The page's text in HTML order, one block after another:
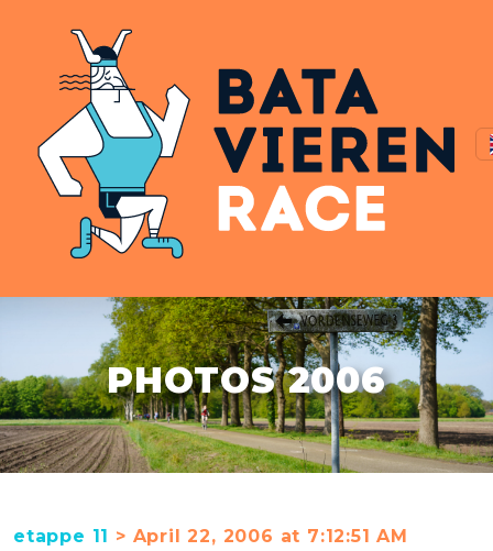
PHOTOS 2006
etappe 11 > April 22, 2006 at 7:12:51 AM